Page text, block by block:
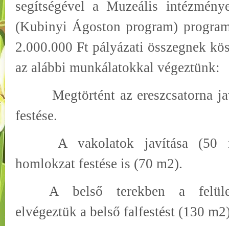
segítségével a Muzeális
(Kubinyi Ágoston program)
2.000.000 Ft pályázati összegnek
az alábbi munkálatokkal végeztünk:
Megtörtént az ereszcsatorna
festése.
A vakolatok javítása (50
homlokzat festése is (70 m2).
A belső terekben a
elvégeztük a belső falfestést (130 m2